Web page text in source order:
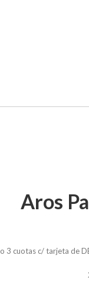
Aros
o 3 cuotas c/ tarjeta de